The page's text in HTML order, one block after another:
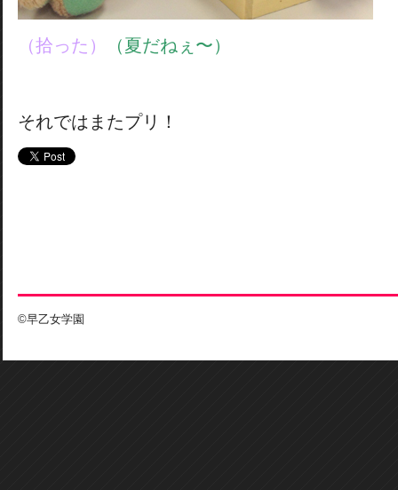
（拾った） （夏だねぇ〜）
それではまたプリ！
©早乙女学園